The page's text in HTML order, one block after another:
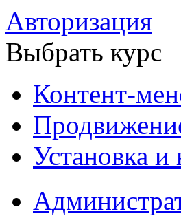
Авторизация
Выбрать курс
Контент-
Установка и